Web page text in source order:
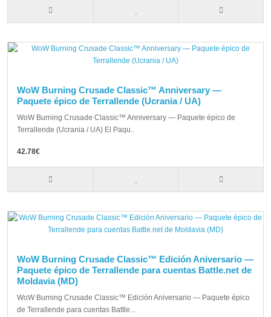
WoW Burning Crusade Classic™ Anniversary —
Paquete épico de Terrallende (Ucrania / UA)
WoW Burning Crusade Classic™ Anniversary — Paquete épico de
Terrallende (Ucrania / UA) El Paqu..
42.78€
WoW Burning Crusade Classic™ Edición Aniversario —
Paquete épico de Terrallende para cuentas Battle.net de
Moldavia (MD)
WoW Burning Crusade Classic™ Edición Aniversario — Paquete épico
de Terrallende para cuentas Battle...